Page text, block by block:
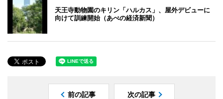
天王寺動物園のキリン「ハルカス」、屋外デビューに
向けて訓練開始（あべの経済新聞）
前の記事 次の記事